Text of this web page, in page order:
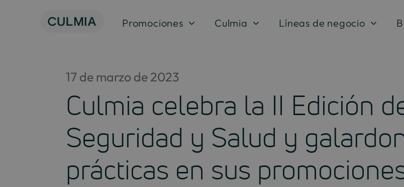
Promociones Culmia Líneas de negocio
17 de marzo de 2023
Culmia celebra la II Edición
Seguridad y Salud y
prácticas en sus